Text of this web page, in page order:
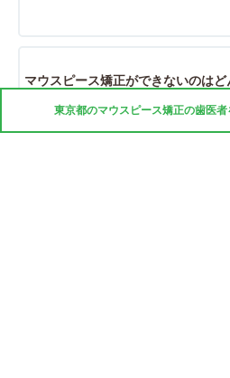
東京都のマウスピース矯正の歯医者
マウスピース矯正ができないのは